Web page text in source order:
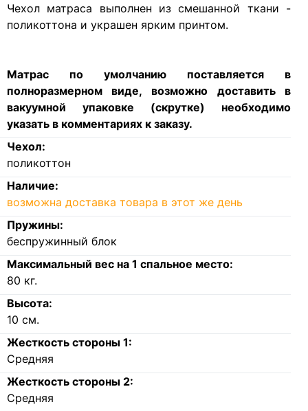
Чехол матраса выполнен из смешанной ткани -
поликоттона и украшен ярким принтом.
Матрас по умолчанию поставляется в
полноразмерном виде, возможно доставить в
вакуумной упаковке (скрутке) необходимо
указать в комментариях к заказу.
Чехол:
поликоттон
Наличие:
возможна доставка товара в этот же день
Пружины:
беспружинный блок
Максимальный вес на 1 спальное место:
80 кг.
Высота:
10 см.
Жесткость стороны 1:
Средняя
Жесткость стороны 2:
Средняя